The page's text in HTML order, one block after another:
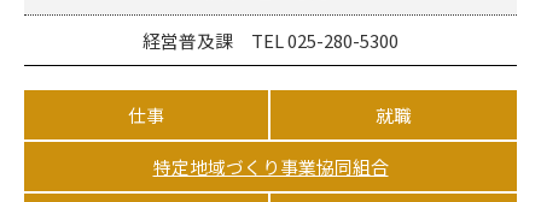
経営普及課 TEL 025-280-5300
仕事 就職
特定地域づくり事業協同組合